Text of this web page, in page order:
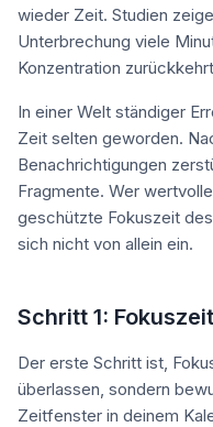
wieder Zeit. Studien
Unterbrechung viele
Konzentration
In einer Welt ständiger
Zeit selten geworden.
Benachrichtigungen
Fragmente. Wer
geschützte Fokuszeit
sich nicht von allein ein.
Schritt 1:
Der erste Schritt ist,
überlassen, sondern
Zeitfenster in deinem